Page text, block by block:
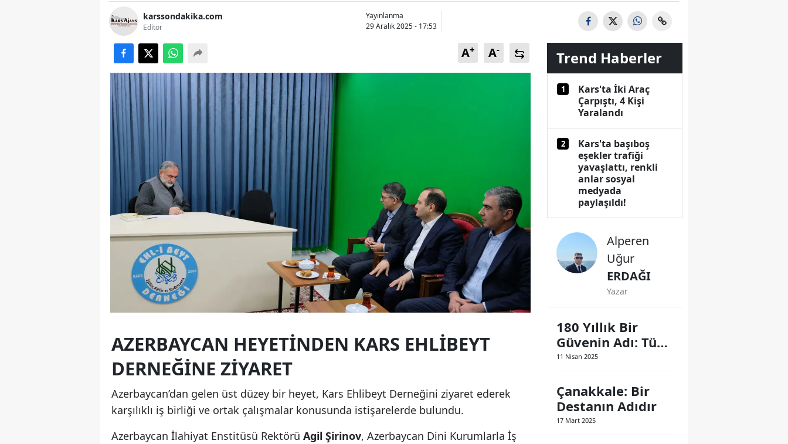
Diyarbakır
Edirne
Elazığ
Erzincan
Erzurum
Eskişehir
Hakkari
karssondakika.com
Editör
Yayınlanma
29 Aralık 2025 - 17:53
A+ A-
AZERBAYCAN HEYETINDEN KARS EHLIBEYT
DERNEĞINE ZIYARET
Azerbaycan’dan gelen üst düzey bir heyet, Kars Ehlibeyt Derneğini ziyaret ederek
karşılıklı iş birliği ve ortak çalışmalar konusunda istişarelerde bulundu.
Azerbaycan İlahiyat Enstitüsü Rektörü Agil Şirinov, Azerbaycan Dini Kurumlarla İş
Trend Haberler
1
Kars'ta İki Araç
Çarpıştı, 4 Kişi
Yaralandı
2
Kars'ta başıboş
eşekler trafiği
yavaşlattı, renkli
anlar sosyal
medyada
paylaşıldı!
Alperen
Uğur
ERDAĞI
Yazar
180 Yıllık Bir
Güvenin Adı: Türk
Polis Teşkilatı
11 Nisan 2025
Çanakkale: Bir
Destanın Adıdır
17 Mart 2025